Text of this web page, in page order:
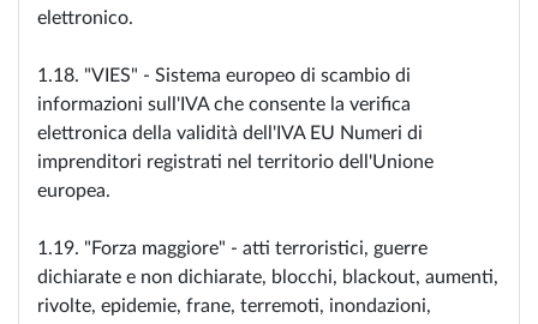
elettronico.
1.18. "VIES" - Sistema europeo di scambio di
informazioni sull'IVA che consente la verifica
elettronica della validità dell'IVA EU Numeri di
imprenditori registrati nel territorio dell'Unione
europea.
1.19. "Forza maggiore" - atti terroristici, guerre
dichiarate e non dichiarate, blocchi, blackout, aumenti,
rivolte, epidemie, frane, terremoti, inondazioni,